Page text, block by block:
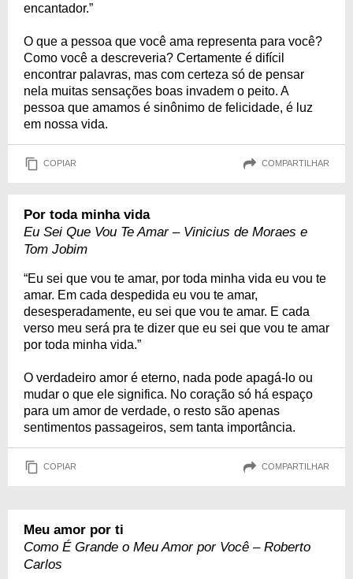
encantador.”
O que a pessoa que você ama representa para você?
Como você a descreveria? Certamente é difícil
encontrar palavras, mas com certeza só de pensar
nela muitas sensações boas invadem o peito. A
pessoa que amamos é sinônimo de felicidade, é luz
em nossa vida.
COPIAR COMPARTILHAR
Por toda minha vida
Eu Sei Que Vou Te Amar – Vinicius de Moraes e
Tom Jobim
“Eu sei que vou te amar, por toda minha vida eu vou te
amar. Em cada despedida eu vou te amar,
desesperadamente, eu sei que vou te amar. E cada
verso meu será pra te dizer que eu sei que vou te amar
por toda minha vida.”
O verdadeiro amor é eterno, nada pode apagá-lo ou
mudar o que ele significa. No coração só há espaço
para um amor de verdade, o resto são apenas
sentimentos passageiros, sem tanta importância.
COPIAR COMPARTILHAR
Meu amor por ti
Como É Grande o Meu Amor por Você – Roberto
Carlos